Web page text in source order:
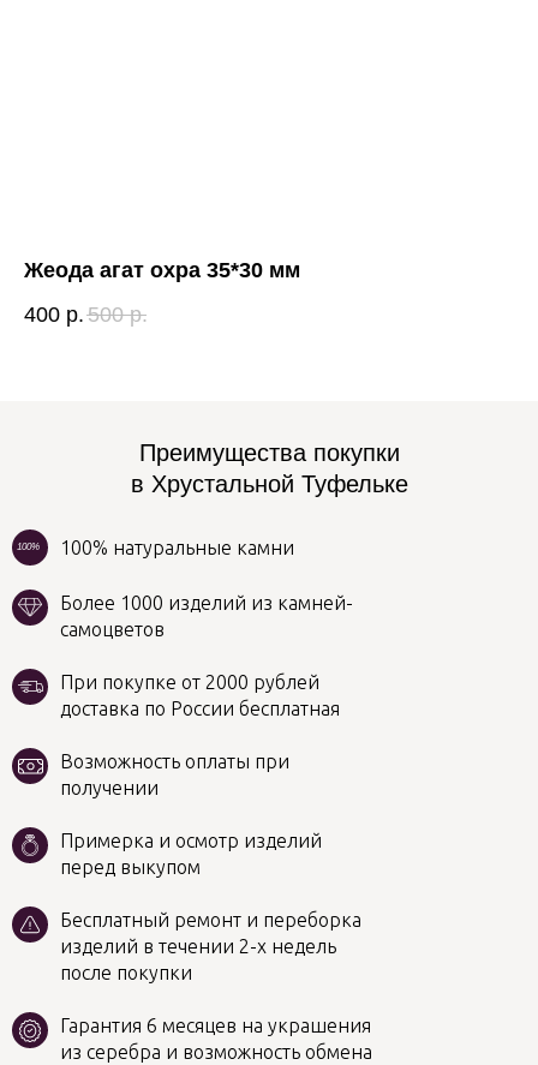
Жеода агат охра 35*30 мм
400 р. 500 р.
100% натуральные камни
100%
Преимущества покупки
в Хрустальной Туфельке
Бесплатный ремонт и переборка
изделий в течении 2-х недель
после покупки
Примерка и осмотр изделий
перед выкупом
Более 1000 изделий из камней-
самоцветов
Гарантия 6 месяцев на украшения
из серебра и возможность обмена
Возможность оплаты при
получении
При покупке от 2000 рублей
доставка по России бесплатная